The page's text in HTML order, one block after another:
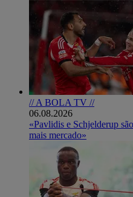
// A BOLA TV //
06.08.2026
«Pavlidis e Schjelderup
mais mercado»